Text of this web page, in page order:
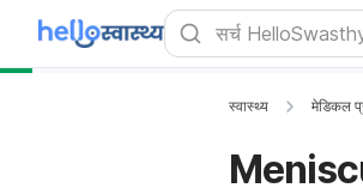
स्वास्थ्य मेडिकल